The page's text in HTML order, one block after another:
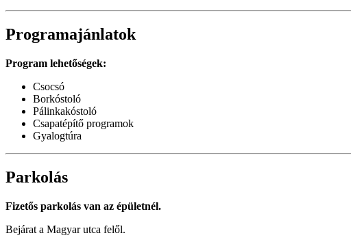
Programajánlatok
Program lehetőségek:
Csocsó
Borkóstoló
Pálinkakóstoló
Csapatépítő programok
Gyalogtúra
Parkolás
Fizetős parkolás van az épületnél.
Bejárat a Magyar utca felől.